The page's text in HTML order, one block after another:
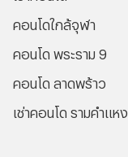
คอนโดใกล้จุฬา
คอนโด พระราม 9
คอนโด ลาดพร้าว
เช่าคอนโด รามคําแหง